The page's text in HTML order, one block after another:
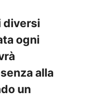
diversi
ogni
alla
un